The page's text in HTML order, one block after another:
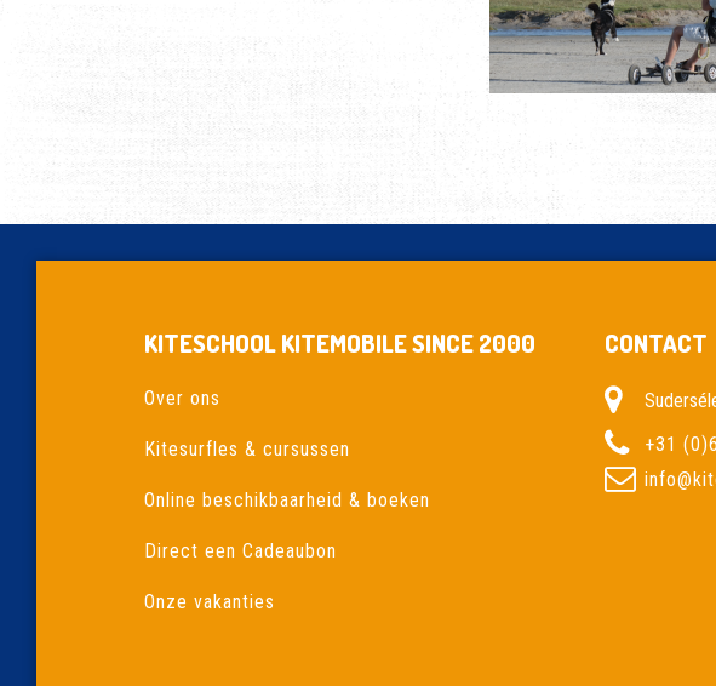
KITESCHOOL KITEMOBILE SINCE 2000
Over ons
Kitesurfles & cursussen
Online beschikbaarheid & boeken
Direct een Cadeaubon
Onze vakanties
CONTACT
+31